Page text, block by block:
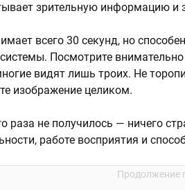
зрительную информацию и
всего 30 секунд, но
Посмотрите
видят лишь троих. Не
изображение целиком.
раза не получилось — ничего
работе восприятия и